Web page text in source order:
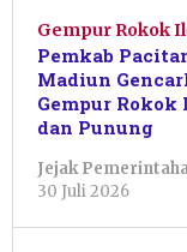
Gempur Rokok
Pemkab
Madiun
Gempur Rokok
dan Punung
Jejak
30 Juli 2026